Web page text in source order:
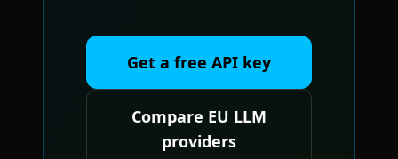
Get a free API key
Compare EU LLM
providers